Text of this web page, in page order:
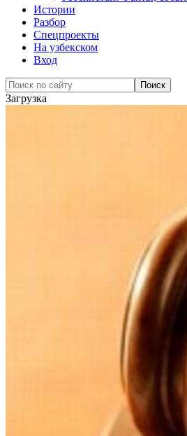
Истории
Разбор
Спецпроекты
На узбекском
Вход
Загрузка